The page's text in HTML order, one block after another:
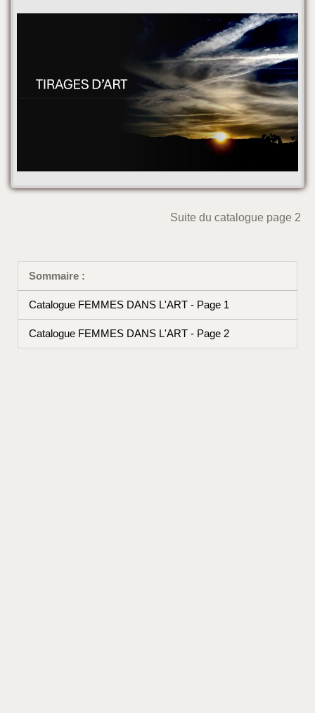
Suite du catalogue page 2
Sommaire :
Catalogue FEMMES DANS L'ART - Page 1
Catalogue FEMMES DANS L'ART - Page 2